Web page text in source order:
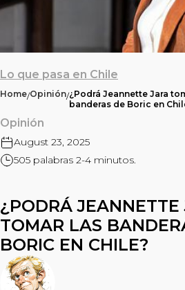
Lo que pasa en Chile
Home/Opinión/¿Podrá Jeannette Jara
banderas de Boric en
Opinión
August 23, 2025
505 palabras 2-4 minutos.
¿PODRÁ JEANNETTE
TOMAR LAS
BORIC EN CHILE?